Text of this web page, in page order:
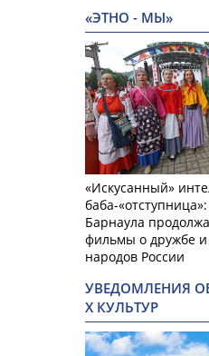
«ЭТНО - МЫ»
«Искусанный»
баба-
Барнаула
фильмы о дружбе и
народов России
УВЕДОМЛЕНИЯ
Х КУЛЬТУР